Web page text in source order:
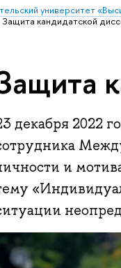
университет
Защита кандидатской
декабря 2022
и